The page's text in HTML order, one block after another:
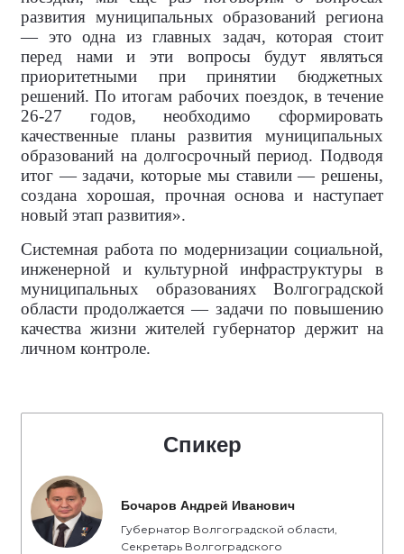
развития муниципальных образований региона
— это одна из главных задач, которая стоит
перед нами и эти вопросы будут являться
приоритетными при принятии бюджетных
решений. По итогам рабочих поездок, в течение
26-27 годов, необходимо сформировать
качественные планы развития муниципальных
образований на долгосрочный период. Подводя
итог — задачи, которые мы ставили — решены,
создана хорошая, прочная основа и наступает
новый этап развития».
Системная работа по модернизации социальной,
инженерной и культурной инфраструктуры в
муниципальных образованиях Волгоградской
области продолжается — задачи по повышению
качества жизни жителей губернатор держит на
личном контроле.
Спикер
Бочаров Андрей Иванович
Губернатор Волгоградской области,
Секретарь Волгоградского